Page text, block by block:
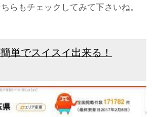
らもチェックしてみて下さいね。
単でスイスイ出来る！